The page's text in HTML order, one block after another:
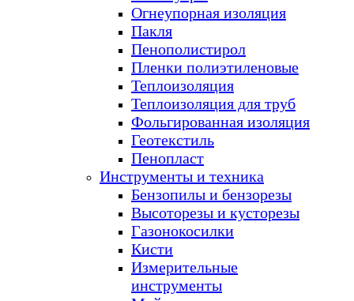
Огнеупорная изоляция
Пакля
Пенополистирол
Пленки полиэтиленовые
Теплоизоляция
Теплоизоляция для труб
Фольгированная изоляция
Геотекстиль
Пенопласт
Инструменты и техника
Бензопилы и бензорезы
Высоторезы и кусторезы
Газонокосилки
Кисти
Измерительные
инструменты